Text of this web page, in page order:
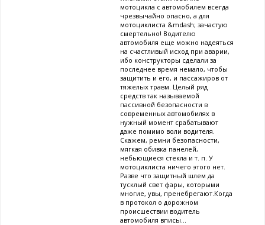
мотоцикла с автомобилем всегда
чрезвычайно опасно, а для
мотоциклиста &mdash; зачастую
смертельно! Водителю
автомобиля еще можно надеяться
на счастливый исход при аварии,
ибо конструкторы сделали за
последнее время немало, чтобы
защитить и его, и пассажиров от
тяжелых травм. Целый ряд
средств так называемой
пассивной безопасности в
современных автомобилях в
нужный момент срабатывают
даже помимо воли водителя.
Скажем, ремни безопасности,
мягкая обивка панелей,
небьющиеся стекла и т. п. У
мотоциклиста ничего этого нет.
Разве что защитный шлем да
тусклый свет фары, которыми
многие, увы, пренебрегают.Когда
в протокол о дорожном
происшествии водитель
автомобиля вписы...